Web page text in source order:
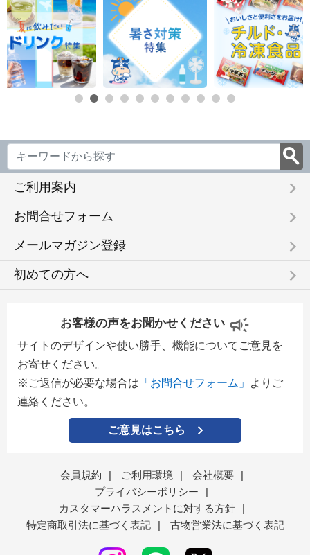
ご利用案内 keyboard_arrow_right
お問合せフォーム keyboard_arrow_right
メールマガジン登録 keyboard_arrow_right
初めての方へ keyboard_arrow_right
お客様の声をお聞かせください
サイトのデザインや使い勝手、機能についてご意見を
お寄せください。
※ご返信が必要な場合は 「お問合せフォーム」
よりご
連絡ください。
ご意見はこちら
会員規約 | ご利用環境 | 会社概要
|
プライバシーポリシー
|
カスタマーハラスメントに対する方針
|
特定商取引法に基づく表記
| 古物営業法に基づく表記